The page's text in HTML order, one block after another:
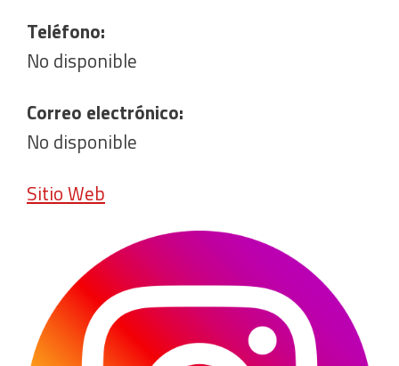
Teléfono:
No disponible
Correo electrónico:
No disponible
Sitio Web